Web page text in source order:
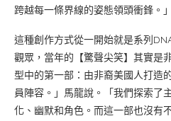
跨越每一條界線的姿態領頭衝鋒。」
這種創作方式從一開始就是系列
觀眾，當年的【驚聲尖笑】其實是
型中的第一部：由非裔美國人打造
員陣容。」馬龍說。「我們探索了
化、幽默和角色。而這一部也沒有